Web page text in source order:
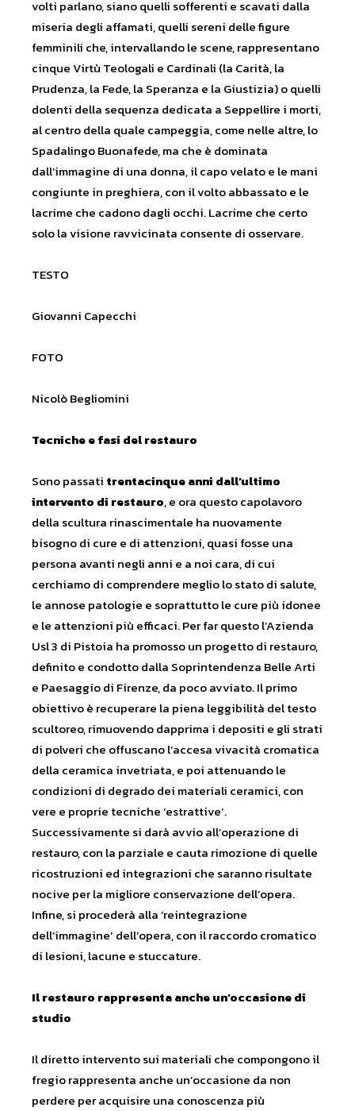
volti parlano, siano quelli sofferenti e scavati dalla
miseria degli affamati, quelli sereni delle figure
femminili che, intervallando le scene, rappresentano
cinque Virtù Teologali e Cardinali (la Carità, la
Prudenza, la Fede, la Speranza e la Giustizia) o quelli
dolenti della sequenza dedicata a Seppellire i morti,
al centro della quale campeggia, come nelle altre, lo
Spadalingo Buonafede, ma che è dominata
dall’immagine di una donna, il capo velato e le mani
congiunte in preghiera, con il volto abbassato e le
lacrime che cadono dagli occhi. Lacrime che certo
solo la visione ravvicinata consente di osservare.
TESTO
Giovanni Capecchi
FOTO
Nicolò Begliomini
Tecniche e fasi del restauro
Sono passati trentacinque anni dall’ultimo
intervento di restauro, e ora questo capolavoro
della scultura rinascimentale ha nuovamente
bisogno di cure e di attenzioni, quasi fosse una
persona avanti negli anni e a noi cara, di cui
cerchiamo di comprendere meglio lo stato di salute,
le annose patologie e soprattutto le cure più idonee
e le attenzioni più efficaci. Per far questo l’Azienda
Usl 3 di Pistoia ha promosso un progetto di restauro,
definito e condotto dalla Soprintendenza Belle Arti
e Paesaggio di Firenze, da poco avviato. Il primo
obiettivo è recuperare la piena leggibilità del testo
scultoreo, rimuovendo dapprima i depositi e gli strati
di polveri che offuscano l’accesa vivacità cromatica
della ceramica invetriata, e poi attenuando le
condizioni di degrado dei materiali ceramici, con
vere e proprie tecniche ‘estrattive’.
Successivamente si darà avvio all’operazione di
restauro, con la parziale e cauta rimozione di quelle
ricostruzioni ed integrazioni che saranno risultate
nocive per la migliore conservazione dell’opera.
Infine, si procederà alla ‘reintegrazione
dell’immagine’ dell’opera, con il raccordo cromatico
di lesioni, lacune e stuccature.
Il restauro rappresenta anche un’occasione di
studio
Il diretto intervento sui materiali che compongono il
fregio rappresenta anche un’occasione da non
perdere per acquisire una conoscenza più